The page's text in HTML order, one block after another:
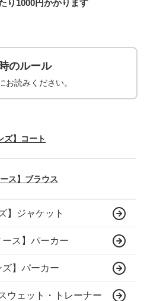
り 1000円かかります
のルール
お読みください。
ズ】コート
ース】ブラウス
】ジャケット
ース】パーカー
ズ】パーカー
ウェット・トレーナー